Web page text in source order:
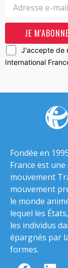
J'accepte de
International
Fondée en
France est
mouvement
mouvement
le monde
lequel les
les individus
épargnés par
formes.